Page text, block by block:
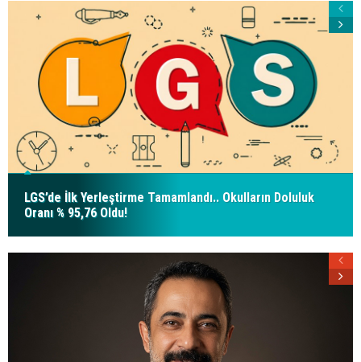
LGS’de İlk Yerleştirme Tamamlandı.. Okulların Doluluk
Oranı % 95,76 Oldu!